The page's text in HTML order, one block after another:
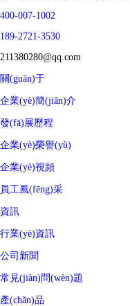
400-007-1002
189-2721-3530
211380280@qq.com
關(guān)于
企業(yè)簡(jiǎn)介
發(fā)展歷程
企業(yè)榮譽(yù)
企業(yè)視頻
員工風(fēng)采
資訊
行業(yè)資訊
公司新聞
常見(jiàn)問(wèn)題
產(chǎn)品